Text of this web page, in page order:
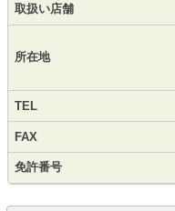
取扱い店舗
所在地
TEL
FAX
免許番号